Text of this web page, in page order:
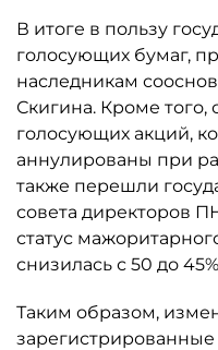
В итоге в пользу
голосующих бумаг,
наследникам
Скигина. Кроме того,
голосующих акций,
аннулированы при
также перешли
совета директоров
статус
снизилась с 50 до
Таким образом,
зарегистрированные